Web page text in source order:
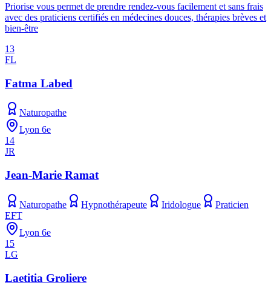
Priorise vous permet de prendre rendez-vous facilement et sans frais
avec des praticiens certifiés en médecines douces, thérapies brèves et
bien-être
13
FL
Fatma Labed
Naturopathe
Lyon 6e
14
JR
Jean-Marie Ramat
Naturopathe Hypnothérapeute Iridologue
Praticien
EFT
Lyon 6e
15
LG
Laetitia Groliere